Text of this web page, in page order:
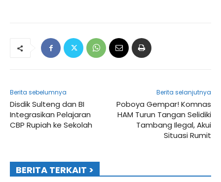
Berita sebelumnya
Disdik Sulteng dan BI
Integrasikan Pelajaran
CBP Rupiah ke Sekolah
Berita selanjutnya
Poboya Gempar! Komnas
HAM Turun Tangan Selidiki
Tambang Ilegal, Akui
Situasi Rumit
BERITA TERKAIT >